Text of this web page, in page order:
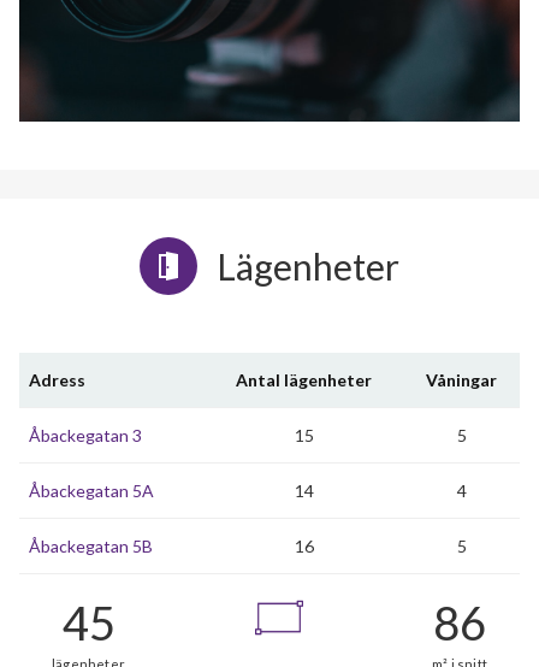
Lägenheter
Adress Antal lägenheter Våningar
Åbackegatan 3 15 5
Åbackegatan 5A 14 4
Åbackegatan 5B 16 5